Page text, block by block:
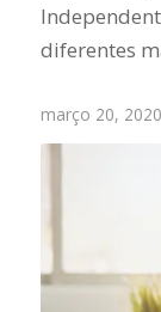
diferentes
março 20, 2020